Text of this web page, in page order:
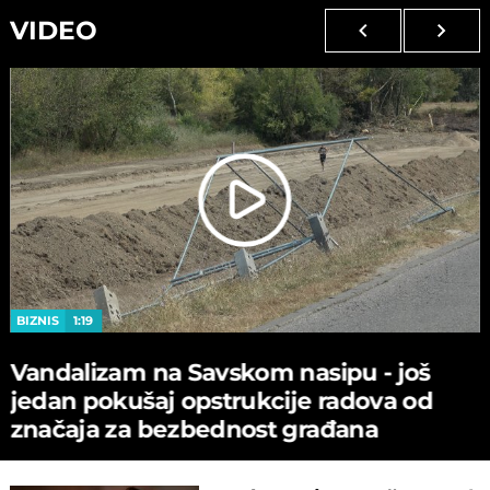
VIDEO
BIZNIS 1:19
Vandalizam na Savskom nasipu - јoš
јedan pokušaј opstrukciјe radova od
značaјa za bezbednost građana